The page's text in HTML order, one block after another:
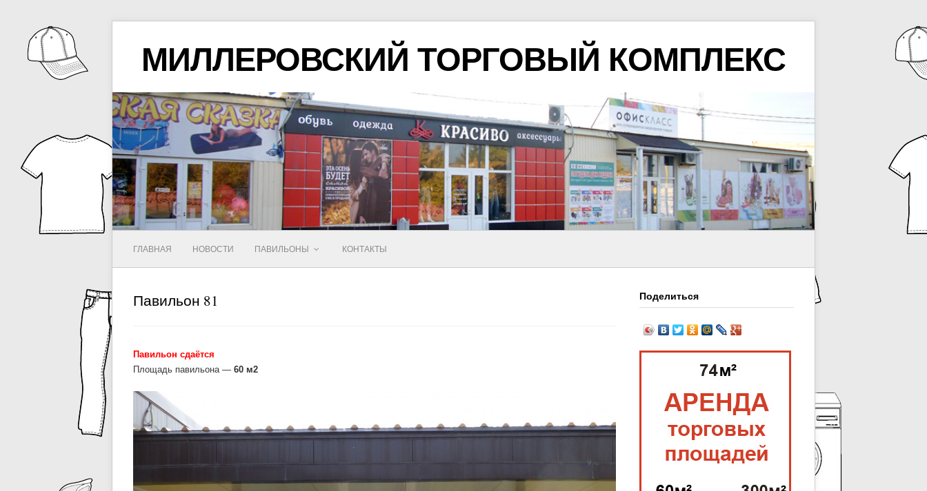
МИЛЛЕРОВСКИЙ ТОРГОВЫЙ КОМПЛЕКС
ГЛАВНАЯ НОВОСТИ ПАВИЛЬОНЫ КОНТАКТЫ
Павильон 81
Павильон сдаётся
Площадь павильона — 60 м2
Поделиться